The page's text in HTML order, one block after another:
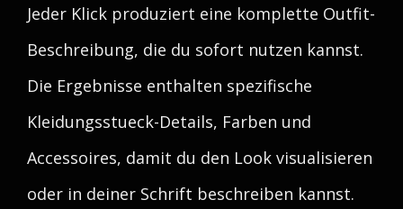
Jeder Klick produziert eine komplette Outfit-
Beschreibung, die du sofort nutzen kannst.
Die Ergebnisse enthalten spezifische
Kleidungsstueck-Details, Farben und
Accessoires, damit du den Look visualisieren
oder in deiner Schrift beschreiben kannst.